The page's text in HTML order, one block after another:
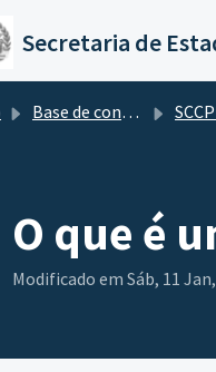
Secretaria de
Base de conhecimento SCCP -
O que é
Modificado em Sáb, 11